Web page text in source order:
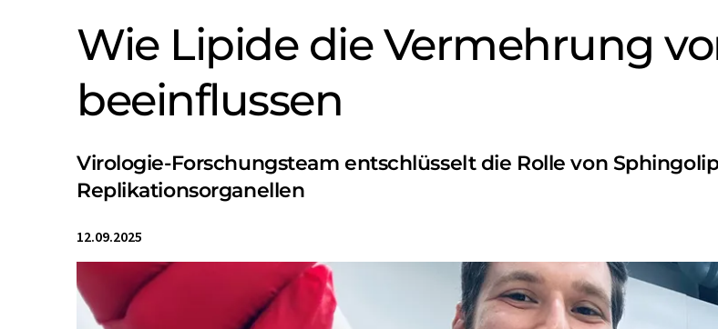
Wie Lipide die Vermehrung
beeinflussen
Virologie-Forschungsteam entschlüsselt die Rolle von
Replikationsorganellen
12.09.2025